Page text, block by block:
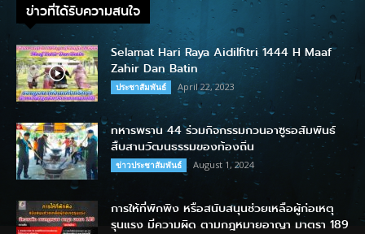
ข่าวที่ได้รับความสนใจ
Selamat Hari Raya Aidilfitri 1444 H Maaf
Zahir Dan Batin
ประชาสัมพันธ์ April 22, 2023
ทหารพราน 44 ร่วมกิจกรรมกวนอาซูรอสัมพันธ์
สืบสานวัฒนธรรมของท้องถิ่น
ข่าวประชาสัมพันธ์ August 1, 2024
การให้ที่พักพิง หรือสนับสนุนช่วยเหลือผู้ก่อเหตุ
รุนแรง มีความผิด ตามกฎหมายอาญา มาตรา 189